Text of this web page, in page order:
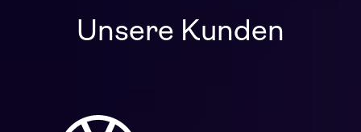
Unsere Kunden